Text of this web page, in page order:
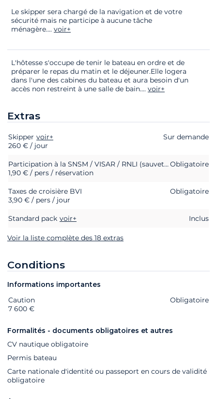
Le skipper sera chargé de la navigation et de votre
sécurité mais ne participe à aucune tâche
ménagère.... voir+
L'hôtesse s'occupe de tenir le bateau en ordre et de
préparer le repas du matin et le déjeuner.Elle logera
dans l'une des cabines du bateau et aura besoin d'un
accès non restreint à une salle de bain.... voir+
Extras
Extras Statut
Skipper voir+
Sur demande
260 € / jour
Participation à la SNSM / VISAR / RNLI (sauvetage en mer)Obligatoire
1,90 € / pers / réservation
Taxes de croisière BVI
Obligatoire
3,90 € / pers / jour
Standard pack voir+ Inclus
Voir la liste complète des 18 extras
Conditions
Informations importantes
Extras Statut
Caution
Obligatoire
7 600 €
Formalités - documents obligatoires et autres
CV nautique obligatoire
Permis bateau
Carte nationale d'identité ou passeport en cours de validité
obligatoire